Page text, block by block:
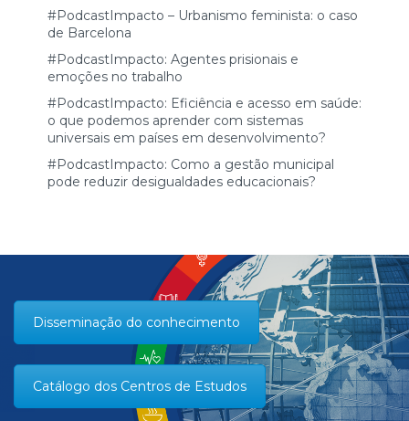
#PodcastImpacto – Urbanismo feminista: o caso
de Barcelona
#PodcastImpacto: Agentes prisionais e
emoções no trabalho
#PodcastImpacto: Eficiência e acesso em saúde:
o que podemos aprender com sistemas
universais em países em desenvolvimento?
#PodcastImpacto: Como a gestão municipal
pode reduzir desigualdades educacionais?
Disseminação do conhecimento
Catálogo dos Centros de Estudos